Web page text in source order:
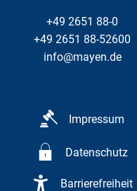
+49 2651 88-0
+49 2651 88-52600
info@mayen.de
Impressum
Datenschutz
Barrierefreiheit